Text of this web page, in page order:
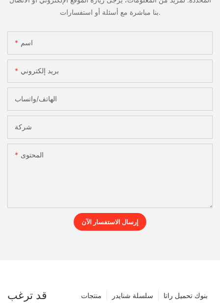
بنا مباشرة مع أسئلة أو استفسارات.
اسم
بريد إلكتروني
الهاتف/واتساب
شركة
المحتوى
إرسال الاستفسار الآن
قد ترغب بنوك تحميل راتا سلسلة شنايدر منتجات